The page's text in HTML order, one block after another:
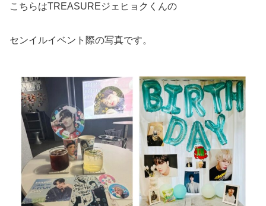
こちらはTREASUREジェヒョクくんの
センイルイベント際の写真です。